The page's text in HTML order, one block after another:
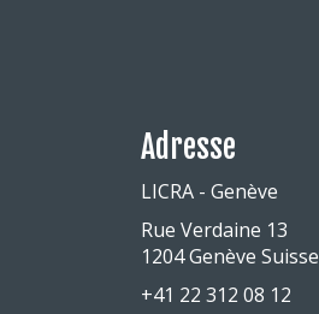
Adresse
LICRA - Genève
Rue Verdaine 13
1204 Genève Suisse
+41 22 312 08 12